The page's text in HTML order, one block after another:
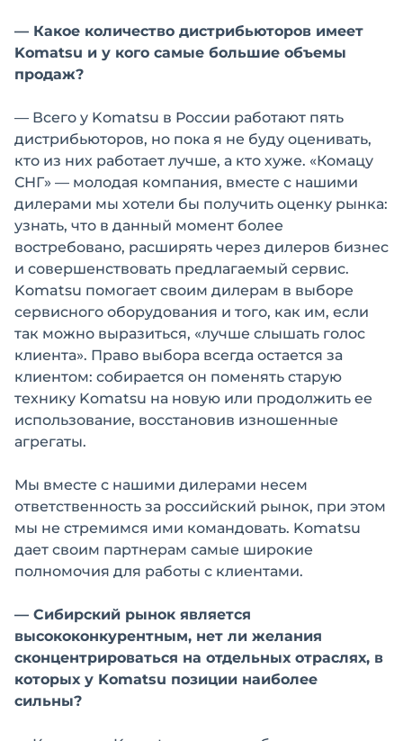
— Какое количество дистрибьюторов имеет
Komatsu и у кого самые большие объемы
продаж?
— Всего у Komatsu в России работают пять
дистрибьюторов, но пока я не буду оценивать,
кто из них работает лучше, а кто хуже. «Комацу
СНГ» — молодая компания, вместе с нашими
дилерами мы хотели бы получить оценку рынка:
узнать, что в данный момент более
востребовано, расширять через дилеров бизнес
и совершенствовать предлагаемый сервис.
Komatsu помогает своим дилерам в выборе
сервисного оборудования и того, как им, если
так можно выразиться, «лучше слышать голос
клиента». Право выбора всегда остается за
клиентом: собирается он поменять старую
технику Komatsu на новую или продолжить ее
использование, восстановив изношенные
агрегаты.
Мы вместе с нашими дилерами несем
ответственность за российский рынок, при этом
мы не стремимся ими командовать. Komatsu
дает своим партнерам самые широкие
полномочия для работы с клиентами.
— Сибирский рынок является
высококонкурентным, нет ли желания
сконцентрироваться на отдельных отраслях, в
которых у Komatsu позиции наиболее
сильны?